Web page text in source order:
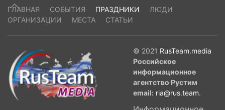
ГЛАВНАЯ СОБЫТИЯ ПРАЗДНИКИ
ЛЮДИ
ОРГАНИЗАЦИИ
МЕСТА СТАТЬИ
© 2021 RusTeam.media
Российское
информационное
агентство Рустим
email: ria@rus.team.